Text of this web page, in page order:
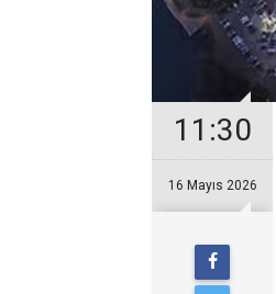
11:30
16 Mayıs 2026